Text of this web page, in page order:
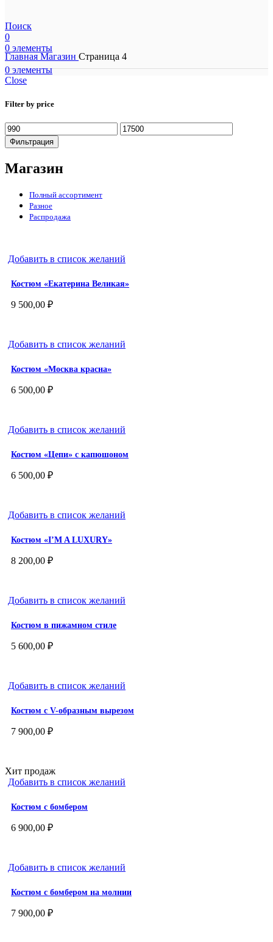
Поиск
0
0 элементы
0элементы
Главная Магазин Страница 4
Close
Filter by price
Минимальная
цена
Максимальная
цена
Фильтрация
Магазин
Полный ассортимент
Разное
Распродажа
Добавить в список желаний
Костюм «Екатерина Великая»
9 500,00 ₽
Добавить в список желаний
Костюм «Москва красна»
6 500,00 ₽
Добавить в список желаний
Костюм «Цепи» с капюшоном
6 500,00 ₽
Добавить в список желаний
Костюм «I’M A LUXURY»
8 200,00 ₽
Добавить в список желаний
Костюм в пижамном стиле
5 600,00 ₽
Добавить в список желаний
Костюм с V-образным вырезом
7 900,00 ₽
Хит продаж
Добавить в список желаний
Костюм с бомбером
6 900,00 ₽
Добавить в список желаний
Костюм с бомбером на молнии
7 900,00 ₽